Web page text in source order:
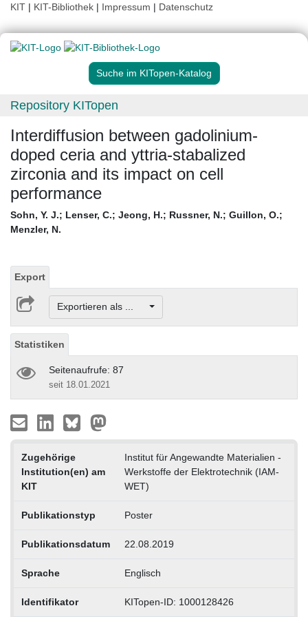
KIT | KIT-Bibliothek | Impressum | Datenschutz
Suche im KITopen-Katalog
Repository KITopen
Interdiffusion between gadolinium-
doped ceria and yttria-stabalized
zirconia and its impact on cell
performance
Sohn, Y. J.; Lenser, C.; Jeong, H.; Russner, N.; Guillon, O.;
Menzler, N.
Export
Exportieren als ...
Statistiken
Seitenaufrufe: 87
seit 18.01.2021
Zugehörige
Institution(en) am
KIT
Institut für Angewandte Materialien -
Werkstoffe der Elektrotechnik (IAM-
WET)
Publikationstyp Poster
Publikationsdatum 22.08.2019
Sprache Englisch
Identifikator KITopen-ID: 1000128426